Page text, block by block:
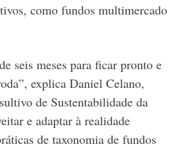
como fundos multimercado
seis meses para ficar pronto e
explica Daniel Celano,
de Sustentabilidade da
e adaptar à realidade
de taxonomia de fundos